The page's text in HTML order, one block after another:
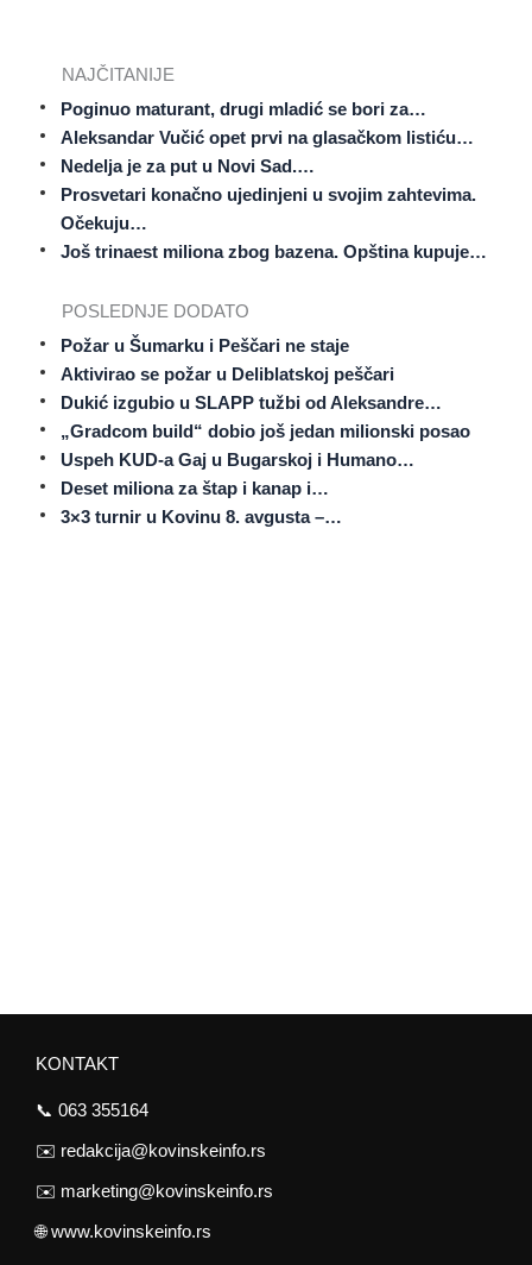
NAJČITANIJE
Poginuo maturant, drugi mladić se bori za…
Aleksandar Vučić opet prvi na glasačkom listiću…
Nedelja je za put u Novi Sad.…
Prosvetari konačno ujedinjeni u svojim zahtevima.
Očekuju…
Još trinaest miliona zbog bazena. Opština kupuje…
POSLEDNJE DODATO
Požar u Šumarku i Peščari ne staje
Aktivirao se požar u Deliblatskoj peščari
Dukić izgubio u SLAPP tužbi od Aleksandre…
„Gradcom build“ dobio još jedan milionski posao
Uspeh KUD-a Gaj u Bugarskoj i Humano…
Deset miliona za štap i kanap i…
3×3 turnir u Kovinu 8. avgusta –…
KONTAKT
📞 063 355164
✉️ redakcija@kovinskeinfo.rs
✉️ marketing@kovinskeinfo.rs
🌐www.kovinskeinfo.rs